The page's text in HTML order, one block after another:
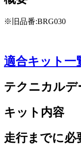
※旧品番:BRG030
適合キット一
テクニカルデ
キット内容
走行までに必